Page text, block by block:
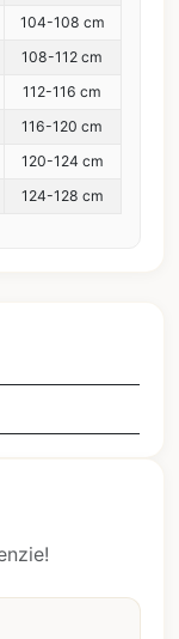
104-108 cm
108-112 cm
112-116 cm
116-120 cm
120-124 cm
124-128 cm